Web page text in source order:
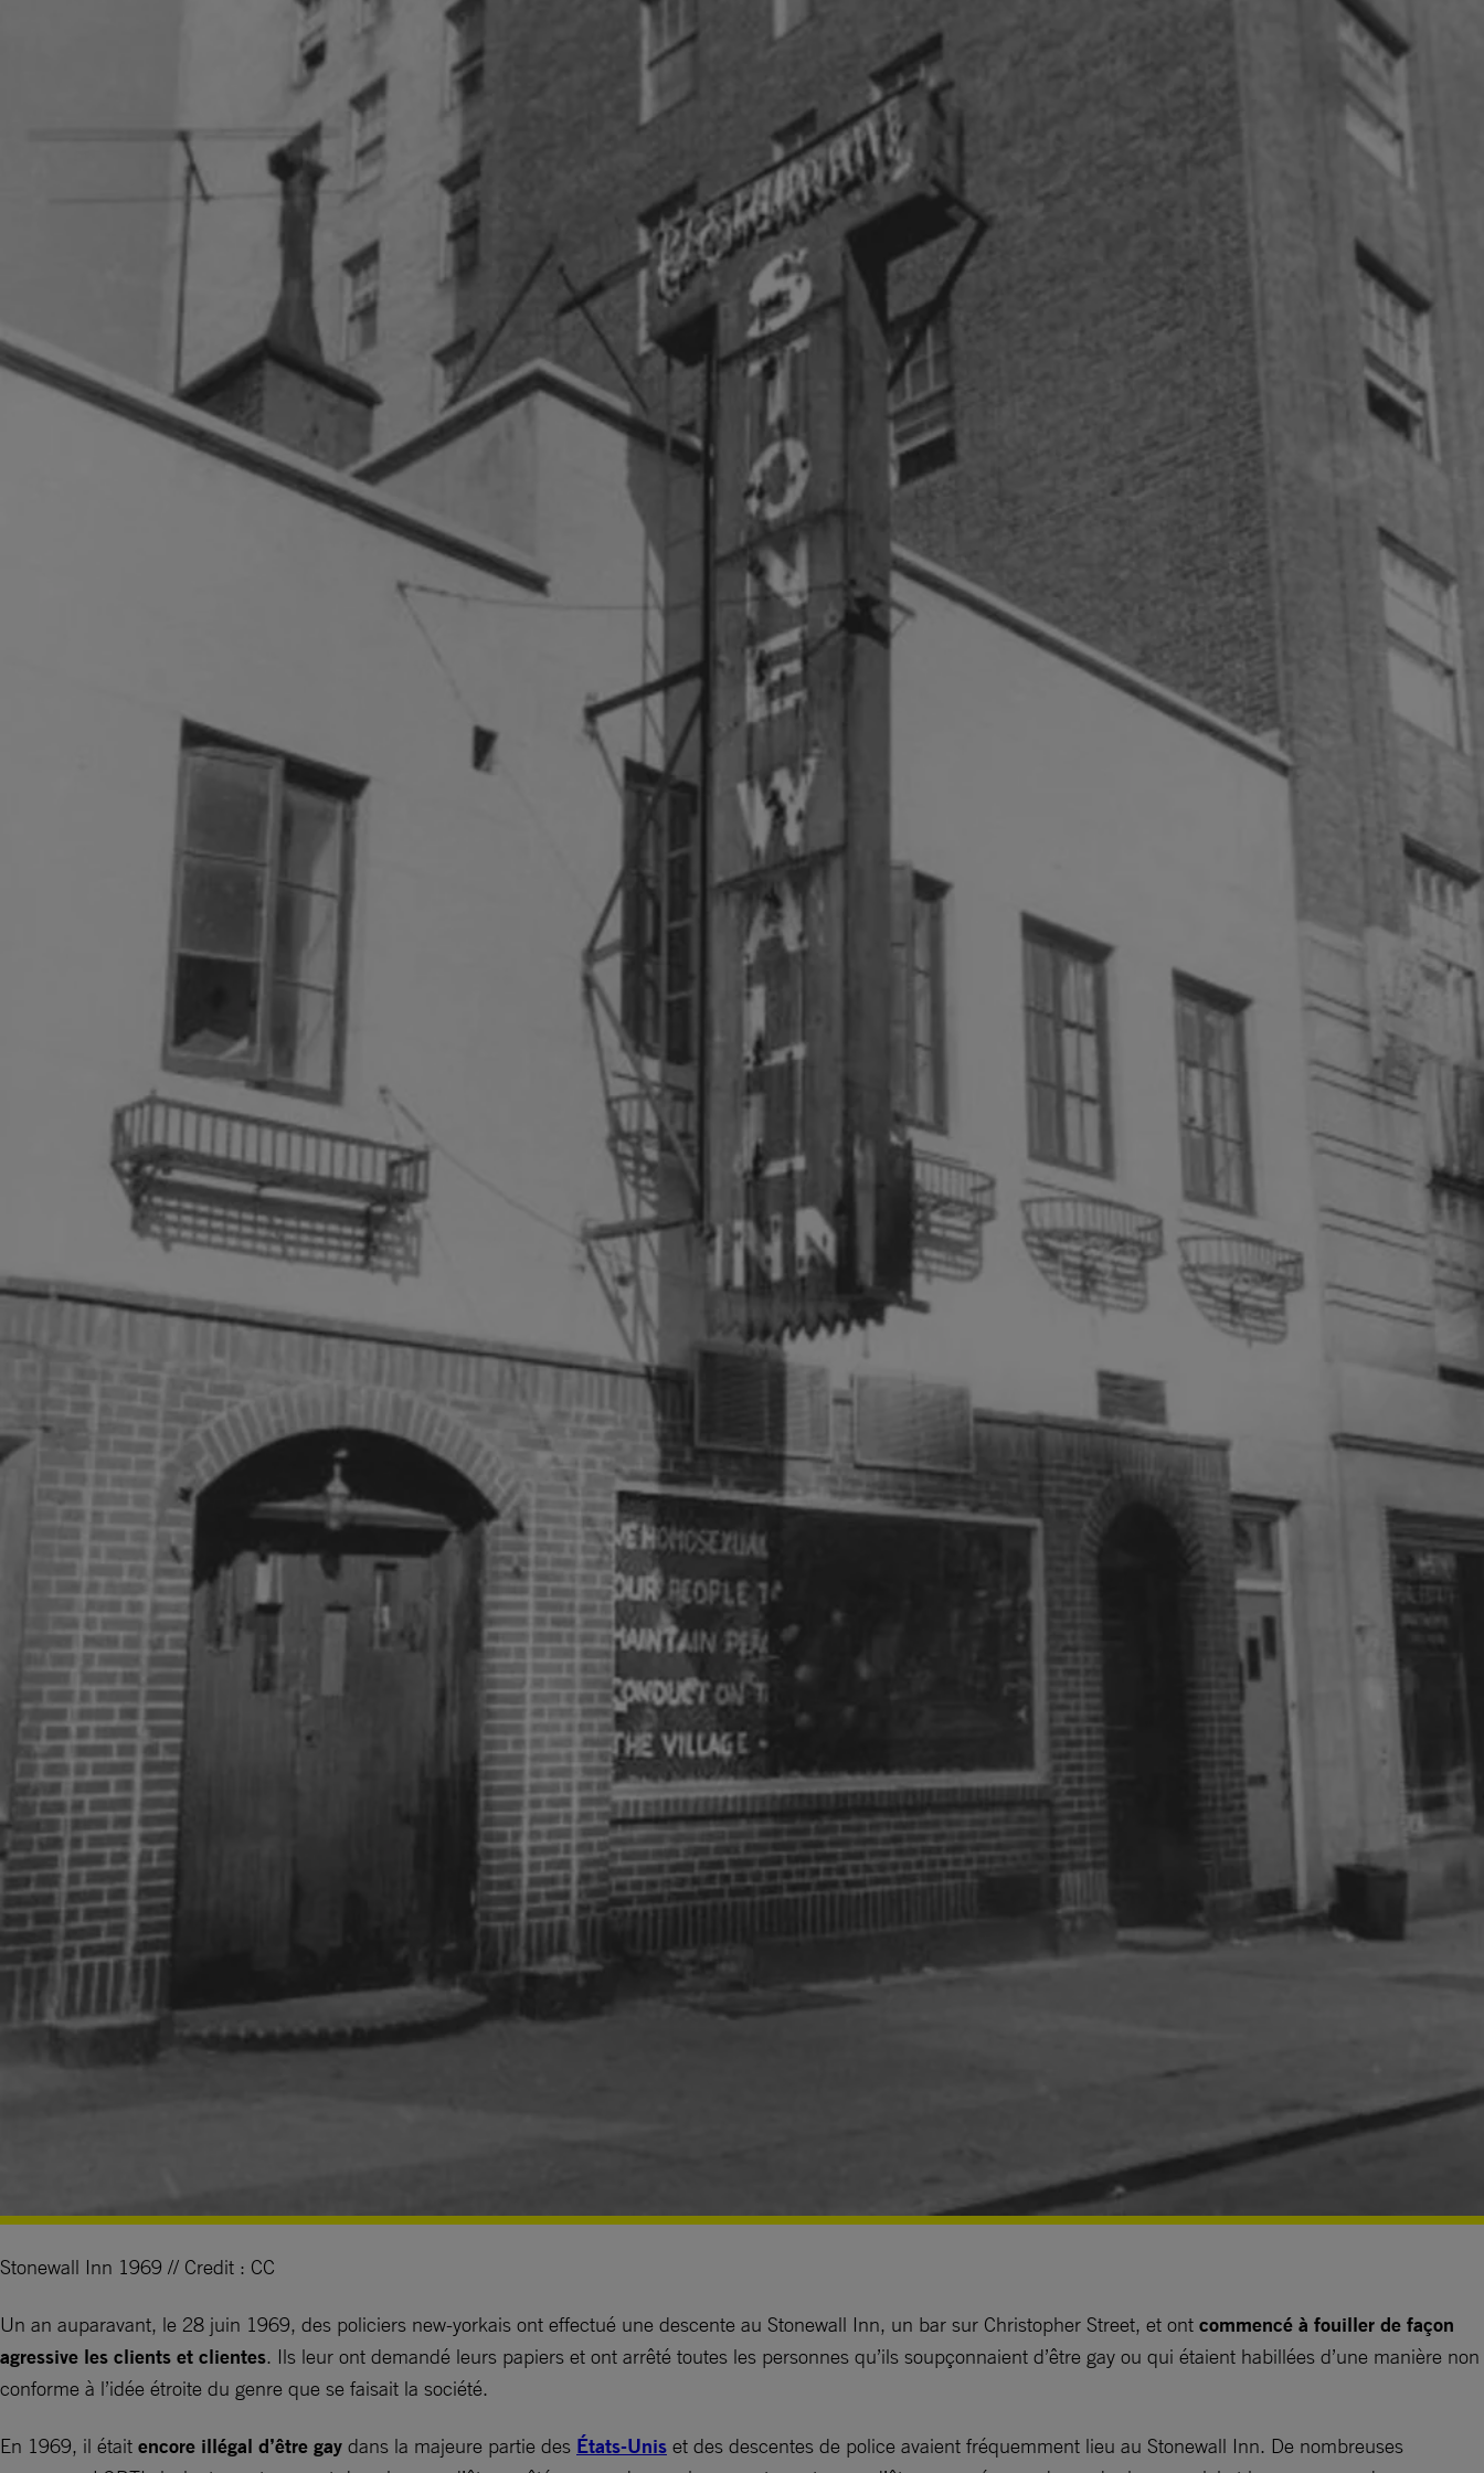
Stonewall Inn 1969 // Credit : CC
Un an auparavant, le 28 juin 1969, des policiers new-yorkais ont effectué une descente au Stonewall Inn, un bar sur Christopher Street, et ont commencé à fouiller de façon
agressive les clients et clientes. Ils leur ont demandé leurs papiers et ont arrêté toutes les personnes qu’ils soupçonnaient d’être gay ou qui étaient habillées d’une manière non
conforme à l’idée étroite du genre que se faisait la société.
En 1969, il était encore illégal d’être gay dans la majeure partie des États-Unis et des descentes de police avaient fréquemment lieu au Stonewall Inn. De nombreuses